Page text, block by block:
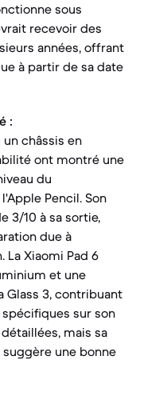
sous
recevoir des
années, offrant
à partir de sa date
:
châssis en
ont montré une
du
Pencil. Son
3/10 à sa sortie,
due à
Xiaomi Pad 6
et une
Glass 3, contribuant
sur son
mais sa
une bonne